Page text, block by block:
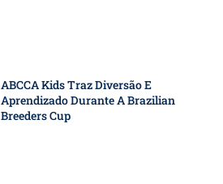
ABCCA Kids Traz Diversão E
Aprendizado Durante A Brazilian
Breeders Cup